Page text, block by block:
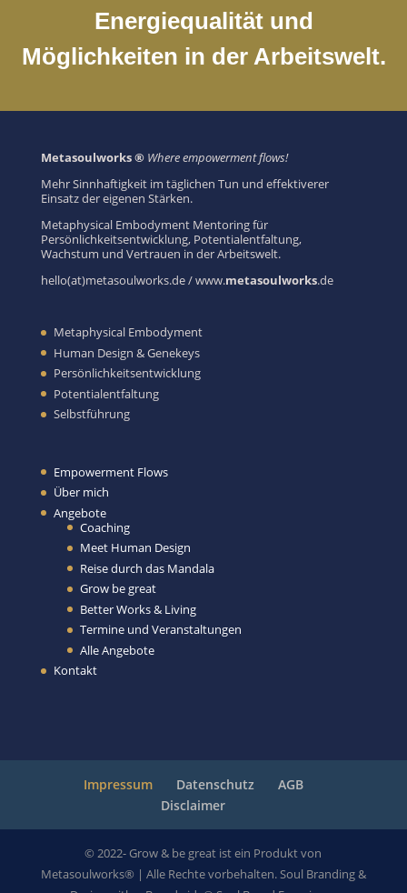
Energiequalität und
Möglichkeiten in der Arbeitswelt.
Metasoulworks ® Where empowerment flows!
Mehr Sinnhaftigkeit im täglichen Tun und effektiverer
Einsatz der eigenen Stärken.
Metaphysical Embodyment Mentoring für
Persönlichkeitsentwicklung, Potentialentfaltung,
Wachstum und Vertrauen in der Arbeitswelt.
hello(at)metasoulworks.de / www.metasoulworks.de
Metaphysical Embodyment
Human Design & Genekeys
Persönlichkeitsentwicklung
Potentialentfaltung
Selbstführung
Empowerment Flows
Über mich
Angebote
Coaching
Meet Human Design
Reise durch das Mandala
Grow be great
Better Works & Living
Termine und Veranstaltungen
Alle Angebote
Kontakt
Impressum Datenschutz
AGB
Disclaimer
© 2022- Grow & be great ist ein Produkt von
Metasoulworks® | Alle Rechte vorbehalten. Soul Branding &